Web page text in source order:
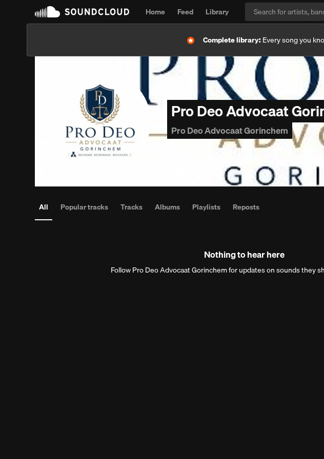
Home Feed
Library
Complete library: Every song you
Pro Deo Advocaat
Pro Deo Advocaat Gorinchem
All Popular tracks Tracks Albums Playlists Reposts
Nothing to hear here
Follow Pro Deo Advocaat Gorinchem for updates on sounds they